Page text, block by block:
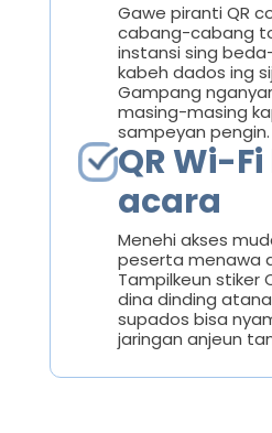
Gawe piranti QR
cabang-cabang
instansi sing
kabeh dados ing
Gampang
masing-masing
sampeyan pengin.
QR Wi-
acara
Menehi akses
peserta menawa
Tampilkeun stiker
dina dinding
supados bisa
jaringan anjeun